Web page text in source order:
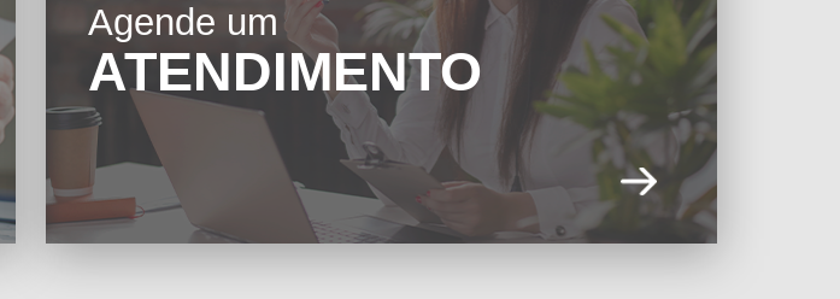
Agende um
ATENDIMENTO